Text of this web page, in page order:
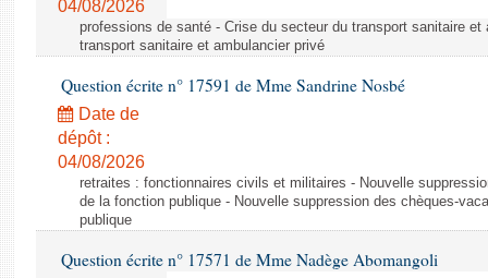
04/08/2026
professions de santé - Crise du secteur du transport sanitaire
transport sanitaire et ambulancier privé
Question écrite n° 17591 de Mme Sandrine Nosbé
Date de
dépôt :
04/08/2026
retraites : fonctionnaires civils et militaires - Nouvelle
de la fonction publique - Nouvelle suppression des chèques-
publique
Question écrite n° 17571 de Mme Nadège Abomangoli